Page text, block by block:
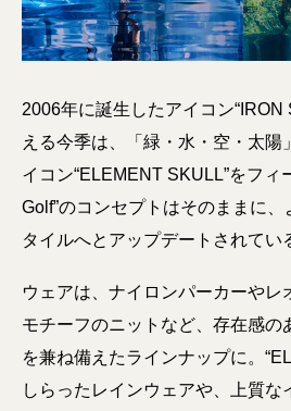
2006年に誕生したアイコン“IRON
える今季は、「緑・水・空・太陽
イコン“ELEMENT SKULL”をフィ
Golf”のコンセプトはそのままに
タイルへとアップデートされてい
ウェアは、ナイロンパーカーやレ
モチーフのニットなど、存在感の
を兼ね備えたラインナップに。
しらったレインウェアや、上質な